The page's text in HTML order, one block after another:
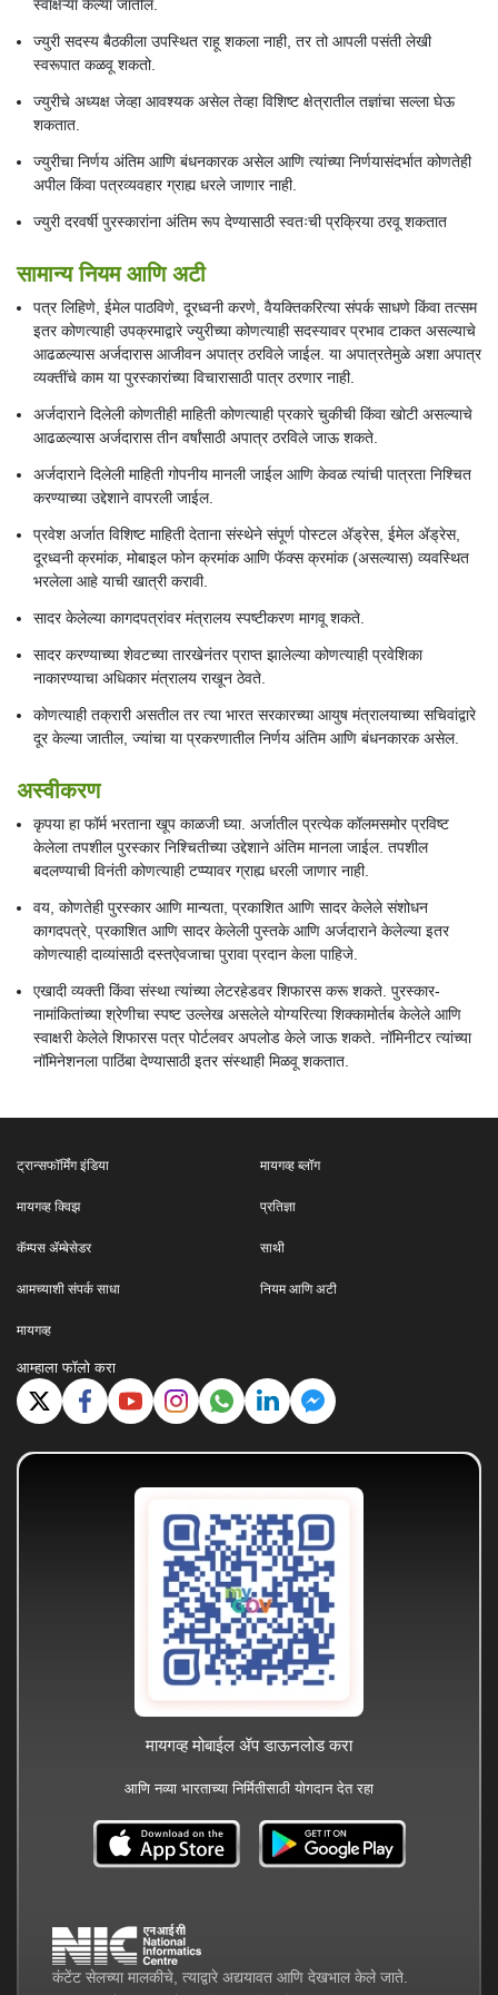
स्वाक्षऱ्या केल्या जातील.
ज्युरी सदस्य बैठकीला उपस्थित राहू शकला नाही, तर तो आपली पसंती लेखी
स्वरूपात कळवू शकतो.
ज्युरीचे अध्यक्ष जेव्हा आवश्यक असेल तेव्हा विशिष्ट क्षेत्रातील तज्ञांचा सल्ला घेऊ
शकतात.
ज्युरीचा निर्णय अंतिम आणि बंधनकारक असेल आणि त्यांच्या निर्णयासंदर्भात कोणतेही
अपील किंवा पत्रव्यवहार ग्राह्य धरले जाणार नाही.
ज्युरी दरवर्षी पुरस्कारांना अंतिम रूप देण्यासाठी स्वतःची प्रक्रिया ठरवू शकतात
सामान्य नियम आणि अटी
पत्र लिहिणे, ईमेल पाठविणे, दूरध्वनी करणे, वैयक्तिकरित्या संपर्क साधणे किंवा तत्सम
इतर कोणत्याही उपक्रमाद्वारे ज्युरीच्या कोणत्याही सदस्यावर प्रभाव टाकत असल्याचे
आढळल्यास अर्जदारास आजीवन अपात्र ठरविले जाईल. या अपात्रतेमुळे अशा अपात्र
व्यक्तींचे काम या पुरस्कारांच्या विचारासाठी पात्र ठरणार नाही.
अर्जदाराने दिलेली कोणतीही माहिती कोणत्याही प्रकारे चुकीची किंवा खोटी असल्याचे
आढळल्यास अर्जदारास तीन वर्षांसाठी अपात्र ठरविले जाऊ शकते.
अर्जदाराने दिलेली माहिती गोपनीय मानली जाईल आणि केवळ त्यांची पात्रता निश्चित
करण्याच्या उद्देशाने वापरली जाईल.
प्रवेश अर्जात विशिष्ट माहिती देताना संस्थेने संपूर्ण पोस्टल ॲड्रेस, ईमेल ॲड्रेस,
दूरध्वनी क्रमांक, मोबाइल फोन क्रमांक आणि फॅक्स क्रमांक (असल्यास) व्यवस्थित
भरलेला आहे याची खात्री करावी.
सादर केलेल्या कागदपत्रांवर मंत्रालय स्पष्टीकरण मागवू शकते.
सादर करण्याच्या शेवटच्या तारखेनंतर प्राप्त झालेल्या कोणत्याही प्रवेशिका
नाकारण्याचा अधिकार मंत्रालय राखून ठेवते.
कोणत्याही तक्रारी असतील तर त्या भारत सरकारच्या आयुष मंत्रालयाच्या सचिवांद्वारे
दूर केल्या जातील, ज्यांचा या प्रकरणातील निर्णय अंतिम आणि बंधनकारक असेल.
अस्वीकरण
कृपया हा फॉर्म भरताना खूप काळजी घ्या. अर्जातील प्रत्येक कॉलमसमोर प्रविष्ट
केलेला तपशील पुरस्कार निश्चितीच्या उद्देशाने अंतिम मानला जाईल. तपशील
बदलण्याची विनंती कोणत्याही टप्प्यावर ग्राह्य धरली जाणार नाही.
वय, कोणतेही पुरस्कार आणि मान्यता, प्रकाशित आणि सादर केलेले संशोधन
कागदपत्रे, प्रकाशित आणि सादर केलेली पुस्तके आणि अर्जदाराने केलेल्या इतर
कोणत्याही दाव्यांसाठी दस्तऐवजाचा पुरावा प्रदान केला पाहिजे.
एखादी व्यक्ती किंवा संस्था त्यांच्या लेटरहेडवर शिफारस करू शकते. पुरस्कार-
नामांकितांच्या श्रेणीचा स्पष्ट उल्लेख असलेले योग्यरित्या शिक्कामोर्तब केलेले आणि
स्वाक्षरी केलेले शिफारस पत्र पोर्टलवर अपलोड केले जाऊ शकते. नॉमिनीटर त्यांच्या
नॉमिनेशनला पाठिंबा देण्यासाठी इतर संस्थाही मिळवू शकतात.
ट्रान्सफॉर्मिंग इंडिया मायगव्ह ब्लॉग
मायगव्ह क्विझ प्रतिज्ञा
कॅम्पस ॲम्बेसेडर साथी
आमच्याशी संपर्क साधा नियम आणि अटी
मायगव्ह
आम्हाला फॉलो करा
कंटेंट सेलच्या मालकीचे, त्याद्वारे अद्ययावत आणि देखभाल केले जाते.
मायगव्ह मोबाईल ॲप डाऊनलोड करा
आणि नव्या भारताच्या निर्मितीसाठी योगदान देत रहा